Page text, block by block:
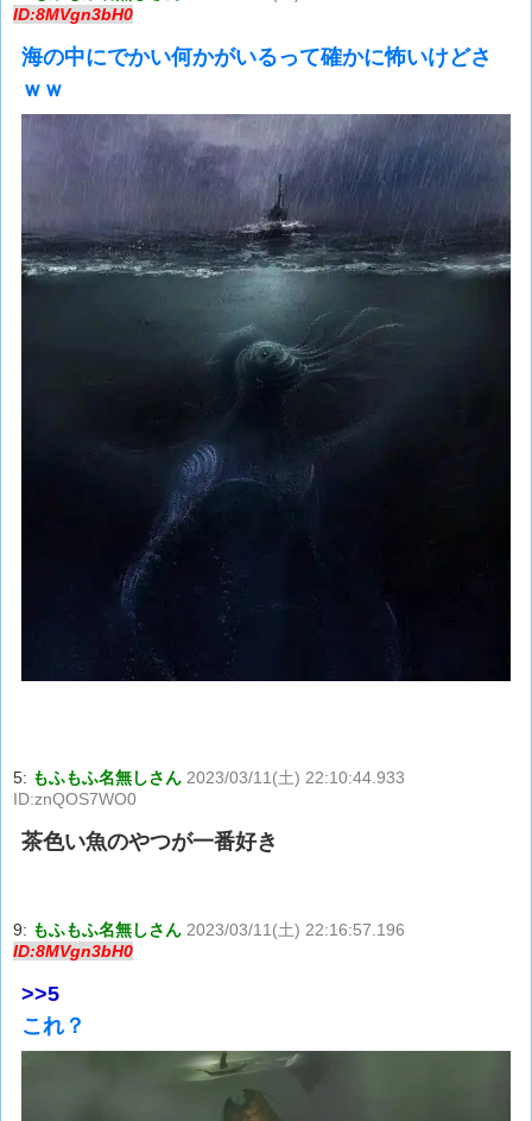
ID:8MVgn3bH0
海の中にでかい何かがいるって確かに怖いけどさ
ｗｗ
5: もふもふ名無しさん 2023/03/11(土) 22:10:44.933
ID:znQOS7WO0
茶色い魚のやつが一番好き
9: もふもふ名無しさん 2023/03/11(土) 22:16:57.196
ID:8MVgn3bH0
>>5
これ？